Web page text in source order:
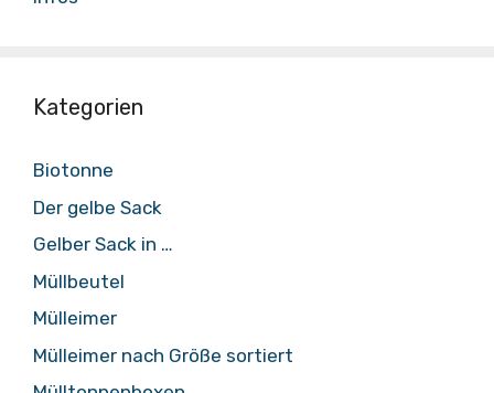
Kategorien
Biotonne
Der gelbe Sack
Gelber Sack in …
Müllbeutel
Mülleimer
Mülleimer nach Größe sortiert